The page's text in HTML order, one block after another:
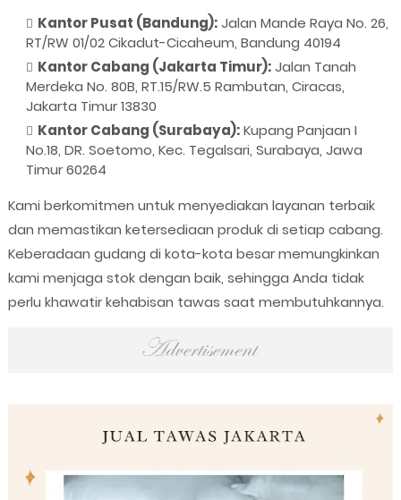
Kantor Pusat (Bandung):Jalan Mande Raya No. 26,
RT/RW 01/02 Cikadut-Cicaheum, Bandung 40194
Kantor Cabang (Jakarta Timur):Jalan Tanah
Merdeka No. 80B, RT.15/RW.5 Rambutan, Ciracas,
Jakarta Timur 13830
Kantor Cabang (Surabaya):Kupang Panjaan I
No.18, DR. Soetomo, Kec. Tegalsari, Surabaya, Jawa
Timur 60264
Kami berkomitmen untuk menyediakan layanan terbaik
dan memastikan ketersediaan produk di setiap cabang.
Keberadaan gudang di kota-kota besar memungkinkan
kami menjaga stok dengan baik, sehingga Anda tidak
perlu khawatir kehabisan tawas saat membutuhkannya.